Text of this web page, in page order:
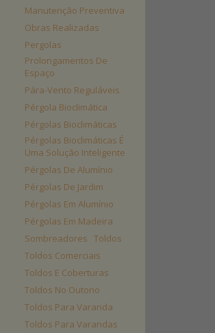
Manutenção Preventiva
Obras Realizadas
Pergolas
Prolongamentos De
Espaço
Pára-Vento Reguláveis
Pérgola Bioclimática
Pérgolas Bioclimáticas
Pérgolas Bioclimáticas É
Uma Solução Inteligente
Pérgolas De Alumínio
Pérgolas De Jardim
Pérgolas Em Alumínio
Pérgolas Em Madeira
Sombreadores Toldos
Toldos Comerciais
Toldos E Coberturas
Toldos No Outono
Toldos Para Varanda
Toldos Para Varandas